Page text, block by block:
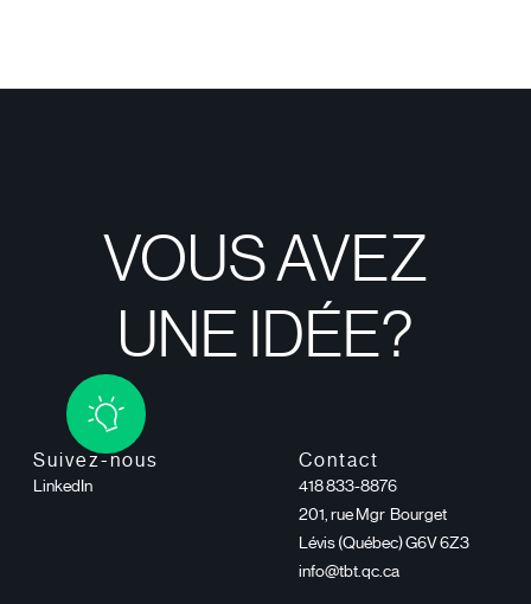
VOUS AVEZ
UNE IDÉE?
Suivez-nous
LinkedIn
Contact
418 833-8876
201, rue Mgr Bourget
Lévis (Québec) G6V 6Z3
info@tbt.qc.ca